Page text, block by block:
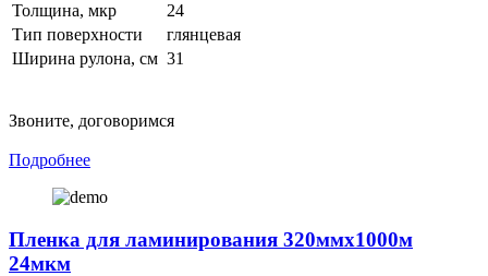
Толщина, мкр
24
Тип поверхности
глянцевая
Ширина рулона, см 31
Звоните, договоримся
Подробнее
Пленка для ламинирования 320ммх1000м
24мкм